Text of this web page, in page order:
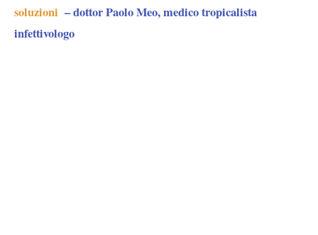
soluzioni – dottor Paolo Meo, medico tropicalista
infettivologo